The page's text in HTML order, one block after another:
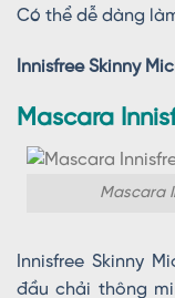
Có thể dễ dàng
Innisfree Skinny
Mascara
Mascara
Innisfree Skinny
đầu chải thông